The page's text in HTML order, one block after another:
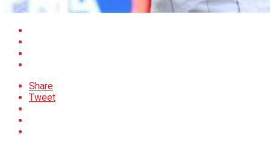
Share
Tweet